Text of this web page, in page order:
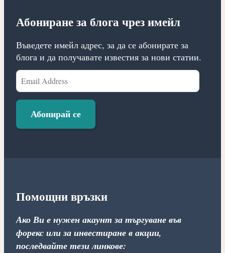
Абониране за блога чрез имейл
Въведете имейл адрес, за да се абонирате за
блога и да получавате известия за нови статии.
Email
Address
Абонирай се
Помощни връзки
Ако Ви е нужен акаунт за търгуване във
форекс или за инвестиране в акции,
последвайте тези линкове: